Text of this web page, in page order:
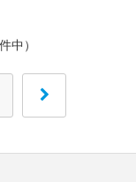
中）